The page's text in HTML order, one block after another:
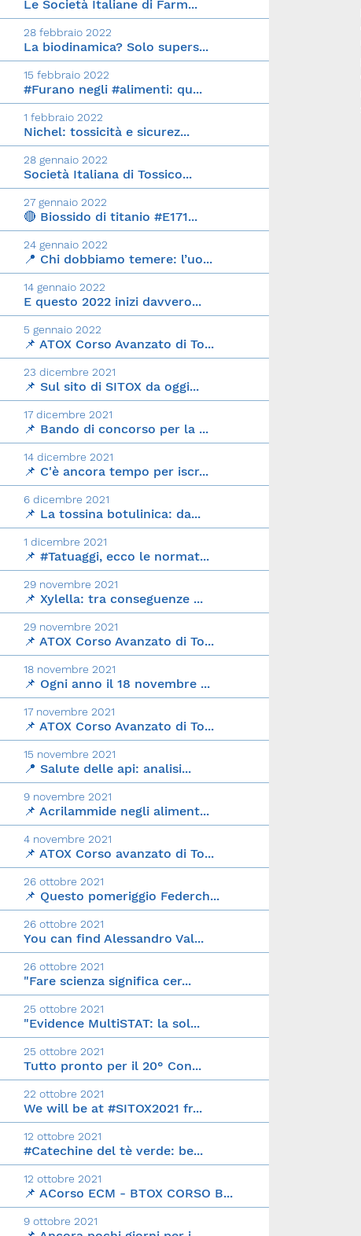
Le Società Italiane di Farm...
28 febbraio 2022
La biodinamica? Solo supers...
15 febbraio 2022
#Furano negli #alimenti: qu...
1 febbraio 2022
Nichel: tossicità e sicurez...
28 gennaio 2022
Società Italiana di Tossico...
27 gennaio 2022
🔴 Biossido di titanio #E171...
24 gennaio 2022
📍 Chi dobbiamo temere: l’uo...
14 gennaio 2022
E questo 2022 inizi davvero...
5 gennaio 2022
📌 ATOX Corso Avanzato di To...
23 dicembre 2021
📌 Sul sito di SITOX da oggi...
17 dicembre 2021
📌 Bando di concorso per la ...
14 dicembre 2021
📌 C'è ancora tempo per iscr...
6 dicembre 2021
📌 La tossina botulinica: da...
1 dicembre 2021
📌 #Tatuaggi, ecco le normat...
29 novembre 2021
📌 Xylella: tra conseguenze ...
29 novembre 2021
📌 ATOX Corso Avanzato di To...
18 novembre 2021
📌 Ogni anno il 18 novembre ...
17 novembre 2021
📌 ATOX Corso Avanzato di To...
15 novembre 2021
📍 Salute delle api: analisi...
9 novembre 2021
📌 Acrilammide negli aliment...
4 novembre 2021
📌 ATOX Corso avanzato di To...
26 ottobre 2021
📌 Questo pomeriggio Federch...
26 ottobre 2021
You can find Alessandro Val...
26 ottobre 2021
"Fare scienza significa cer...
25 ottobre 2021
"Evidence MultiSTAT: la sol...
25 ottobre 2021
Tutto pronto per il 20° Con...
22 ottobre 2021
We will be at #SITOX2021 fr...
12 ottobre 2021
#Catechine del tè verde: be...
12 ottobre 2021
📌 ACorso ECM - BTOX CORSO B...
9 ottobre 2021